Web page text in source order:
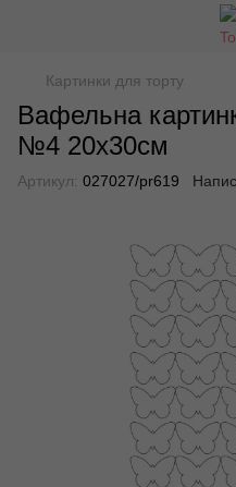
Картинки для торту
Вафельна
№4 20х30см
Артикул: 027027/pr619